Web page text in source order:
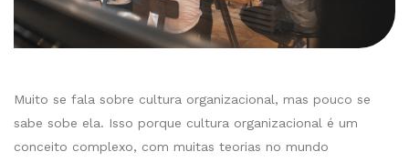
Muito se fala sobre cultura organizacional, mas pouco se
sabe sobe ela. Isso porque cultura organizacional é um
conceito complexo, com muitas teorias no mundo